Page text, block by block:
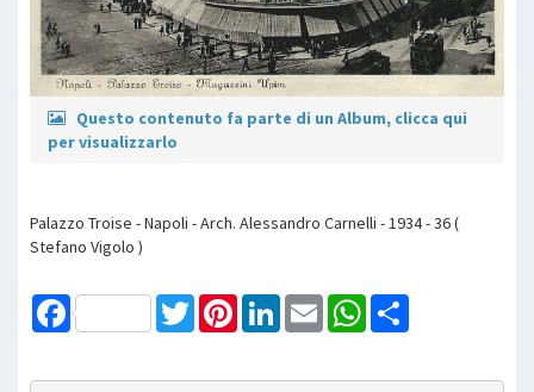
Questo contenuto fa parte di un Album, clicca qui
per visualizzarlo
Palazzo Troise - Napoli - Arch. Alessandro Carnelli - 1934 - 36 (
Stefano Vigolo )
Facebook TwitterPinterestLinkedInEmail WhatsApp